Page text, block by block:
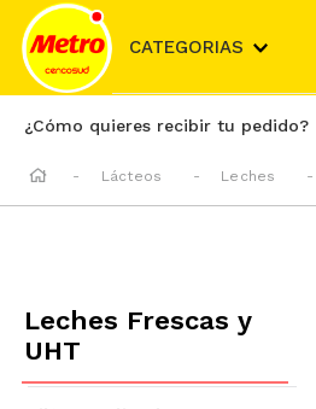
CATEGORIAS
¿Cómo quieres recibir tu pedido?
Lácteos Leches
Leches Frescas y
UHT